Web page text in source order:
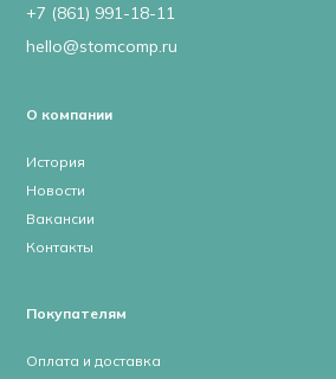
+7 (861) 991-18-11
hello@stomcomp.ru
О компании
История
Новости
Вакансии
Контакты
Покупателям
Оплата и доставка